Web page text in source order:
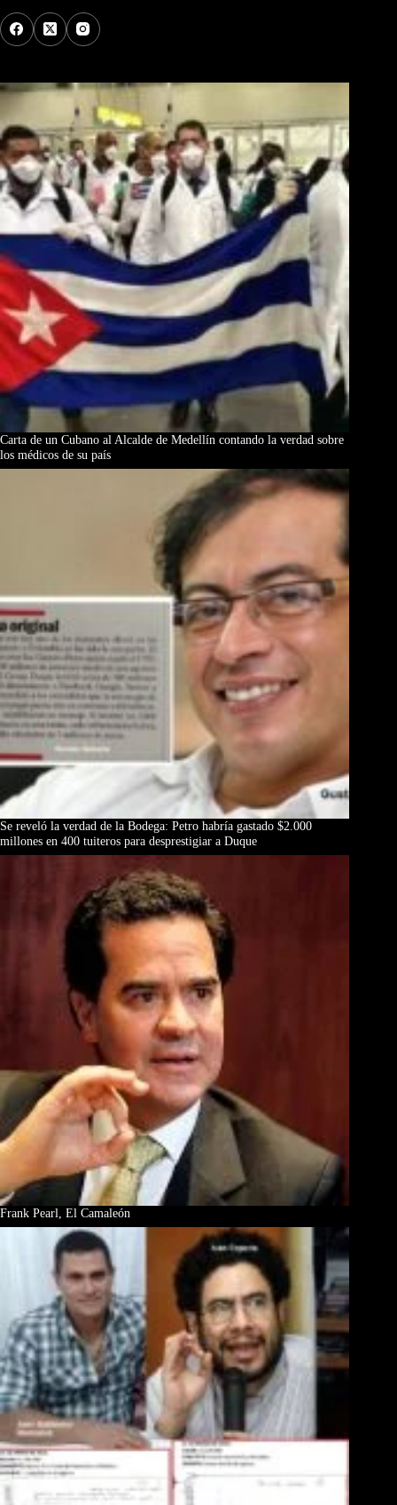
Carta de un Cubano al Alcalde de Medellín contando la verdad sobre
los médicos de su país
Se reveló la verdad de la Bodega: Petro habría gastado $2.000
millones en 400 tuiteros para desprestigiar a Duque
Frank Pearl, El Camaleón